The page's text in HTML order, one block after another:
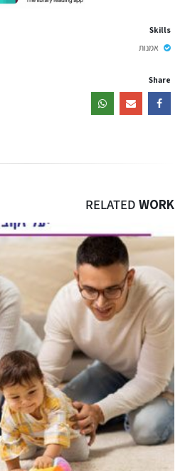
Skills
אמנות
Share
RELATED WORK